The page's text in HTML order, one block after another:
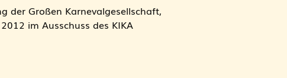
der Großen Karnevalgesellschaft,
im Ausschuss des KIKA